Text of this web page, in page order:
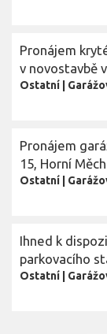
Pronájem
v novostavbě
Ostatní
Pronájem
15, Horní
Ostatní
Ihned k
parkovacího
Ostatní